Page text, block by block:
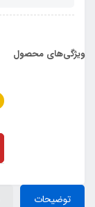
ویژگی‌های محصول
توضیحات